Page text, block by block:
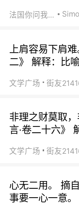
法国你问我答
上肩容易下肩
二》 解释：比
文学广场
非理之财莫取
言·卷二十六》
文学广场
心无二用。 摘
事要一心一意